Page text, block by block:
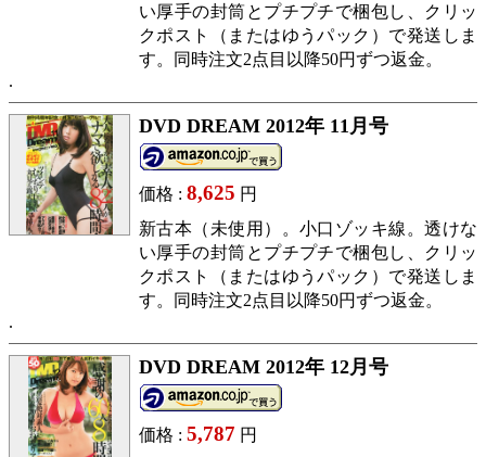
い厚手の封筒とプチプチで梱包し、クリッ
クポスト（またはゆうパック）で発送しま
す。同時注文2点目以降50円ずつ返金。
DVD DREAM 2012年 11月号
価格 : 8,625 円
新古本（未使用）。小口ゾッキ線。透けな
い厚手の封筒とプチプチで梱包し、クリッ
クポスト（またはゆうパック）で発送しま
す。同時注文2点目以降50円ずつ返金。
DVD DREAM 2012年 12月号
価格 : 5,787 円